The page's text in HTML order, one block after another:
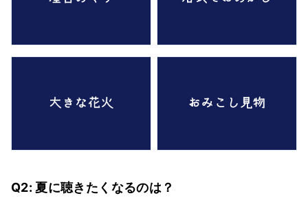
Q2: 夏に聴きたくなるのは？